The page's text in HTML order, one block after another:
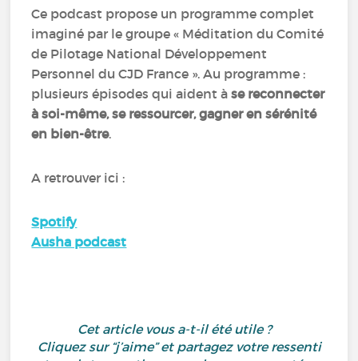
Ce podcast propose un programme complet
imaginé par le groupe « Méditation du Comité
de Pilotage National Développement
Personnel du CJD France ». Au programme :
plusieurs épisodes qui aident àse reconnecter
à soi-même, se ressourcer, gagner en sérénité
en bien-être.
A retrouver ici :
Spotify
Ausha podcast
Cet article vous a-t-il été utile ?
Cliquez sur “j’aime” et partagez votre ressenti